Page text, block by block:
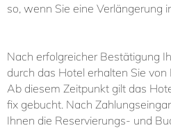
so, wenn Sie ei­ne Ver­län­ge­rung
Nach er­folg­rei­cher Be­stä­ti­gung
durch das Ho­tel er­hal­ten Sie von
Ab diesem Zeitpunkt gilt das
fix gebucht. Nach
Ih­nen die Re­ser­vie­rungs-​ und